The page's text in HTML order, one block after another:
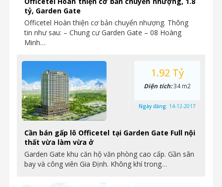
tỷ, Garden Gate
Officetel Hoàn thiện cơ bản chuyển nhượng. Thông
tin như sau: – Chung cư Garden Gate – 08 Hoàng
Minh…
Cần bán gấp lô Officetel tại Garden Gate Full nội
thất vừa làm vừa ở
Garden Gate khu căn hộ văn phòng cao cấp. Gần sân
bay và công viên Gia Định. Không khí trong…
1.92 Tỷ
Diện tích:34 m2
Ngày đăng: 14-12-2017